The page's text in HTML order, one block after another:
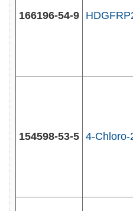
166196-54-9
154598-53-5 4-Chloro-